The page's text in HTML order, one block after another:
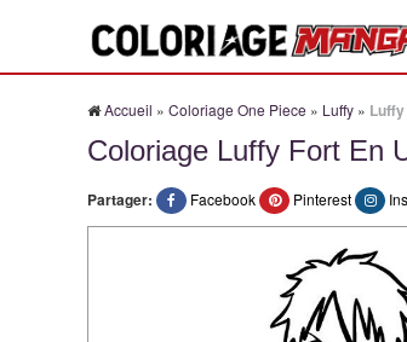
Accueil » Coloriage One Piece » Luffy »
Coloriage Luffy Fort En
Partager: Facebook Pinterest